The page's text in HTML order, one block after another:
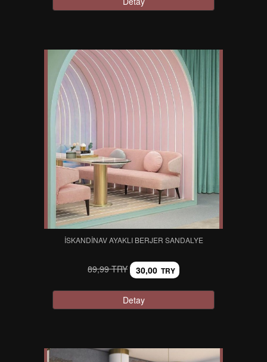
İSKANDINAV AYAKLI BERJER SANDALYE
89,99 TRY 30,00 TRY
Detay